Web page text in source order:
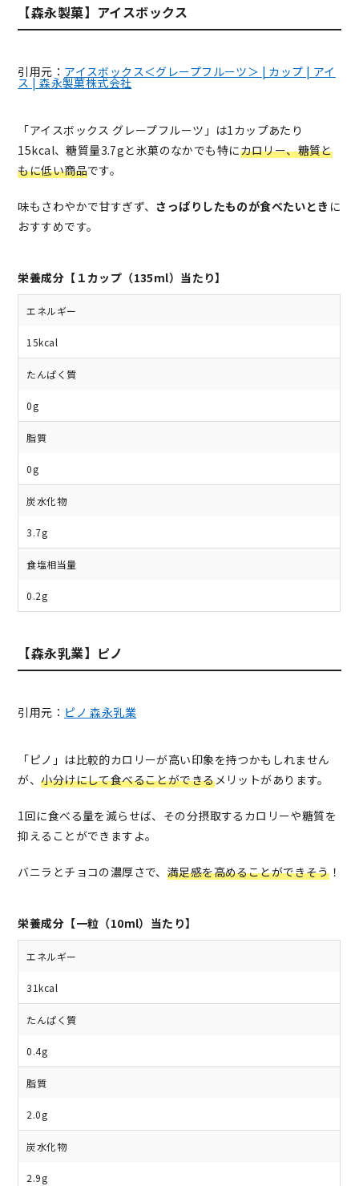
【森永製菓】アイスボックス
引用元： アイスボックス＜グレープフルーツ＞ | カップ | アイ
ス | 森永製菓株式会社
「アイスボックス グレープフルーツ」は1カップあたり
15kcal、糖質量3.7gと氷菓のなかでも特にカロリー、糖質と
もに低い商品です。
味もさわやかで甘すぎず、 さっぱりしたものが食べたいとき に
おすすめです。
栄養成分【１カップ（135ml）当たり】
エネルギー
15kcal
たんぱく質
0g
脂質
0g
炭水化物
3.7g
食塩相当量
0.2g
【森永乳業】ピノ
引用元： ピノ 森永乳業
「ピノ」は比較的カロリーが高い印象を持つかもしれません
が、小分けにして食べることができるメリットがあります。
1回に食べる量を減らせば、その分摂取するカロリーや糖質を
抑えることができますよ。
バニラとチョコの濃厚さで、 満足感を高めることができそう！
栄養成分【一粒（10ml）当たり】
エネルギー
31kcal
たんぱく質
0.4g
脂質
2.0g
炭水化物
2.9g